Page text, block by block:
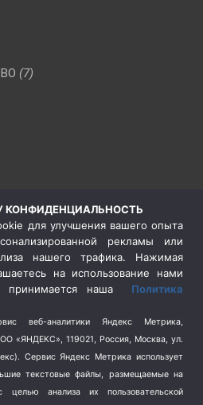
(7)
(404)
для улучшения вашего опыта
рекламы или
нашего трафика. Нажимая
на использование нами
принимается наша Политика
веб-аналитики Яндекс Метрика,
«ЯНДЕКС», 119021, Россия, Москва, ул.
Сервис Яндекс Метрика использует
текстовые файлы, размещаемые на
целью анализа их пользовательской